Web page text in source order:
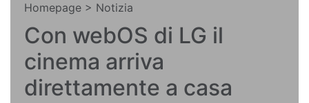
Homepage > Notizia
Con webOS di LG il
cinema arriva
direttamente a casa